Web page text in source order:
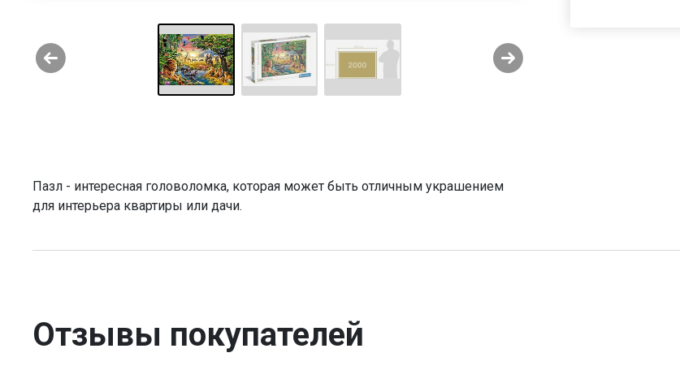
Пазл - интересная головоломка, которая может быть отличным украшением
для интерьера квартиры или дачи.
Отзывы покупателей